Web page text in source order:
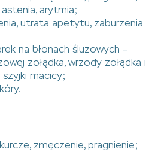
astenia, arytmia;
utrata apetytu, zaburzenia
na błonach śluzowych –
żołądka, wrzody żołądka i
macicy;
zmęczenie, pragnienie;